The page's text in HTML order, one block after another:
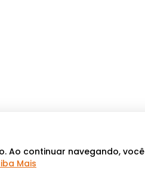
Ao continuar navegando, você
Mais